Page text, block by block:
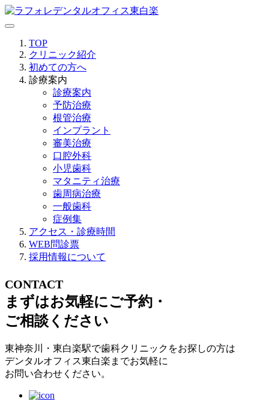
TOP
クリニック紹介
初めての方へ
診療案内
診療案内
予防治療
根管治療
インプラント
審美治療
口腔外科
小児歯科
マタニティ治療
歯周病治療
一般歯科
症例集
アクセス・診療時間
WEB問診票
採用情報について
CONTACT
まずはお気軽にご予約・
ご相談ください
東神奈川・東白楽駅で歯科クリニックをお探しの方は
デンタルオフィス東白楽までお気軽に
お問い合わせください。